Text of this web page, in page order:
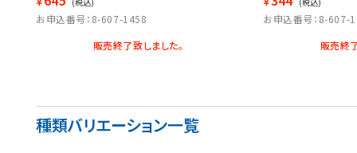
お申込番号：8-607-1458
販売終了致しました。
お申込番号：8-607-
販売終
種類バリエーション一覧